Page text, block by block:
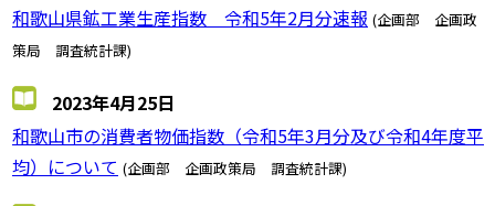
和歌山県鉱工業生産指数 令和5年2月分速報 (企画部 企画政
策局 調査統計課)
2023年4月25日
和歌山市の消費者物価指数（令和5年3月分及び令和4年度平
均）について (企画部 企画政策局 調査統計課)